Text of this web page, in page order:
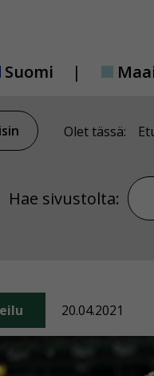
Suomi
Olet tässä:
Hae sivustolta:
20.04.2021